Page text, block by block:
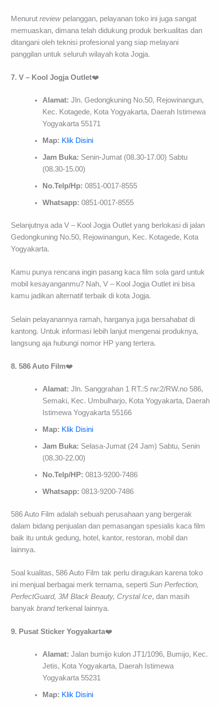
Menurutreviewpelanggan, pelayanan toko ini juga sangat
memuaskan, dimana telah didukung produk berkualitas dan
ditangani oleh teknisi profesional yang siap melayani
panggilan untuk seluruh wilayah kota Jogja.
7. V – Kool Jogja Outlet❤️
Alamat:Jln. Gedongkuning No.50, Rejowinangun,
Kec. Kotagede, Kota Yogyakarta, Daerah Istimewa
Yogyakarta 55171
Map: Klik Disini
Jam Buka: Senin-Jumat (08.30-17.00) Sabtu
(08.30-15.00)
No.Telp/Hp:0851-0017-8555
Whatsapp:0851-0017-8555
Selanjutnya ada V – Kool Jogja Outlet yang berlokasi di jalan
Gedongkuning No.50, Rejowinangun, Kec. Kotagede, Kota
Yogyakarta.
Kamu punya rencana ingin pasang kaca film sola gard untuk
mobil kesayanganmu? Nah, V – Kool Jogja Outlet ini bisa
kamu jadikan alternatif terbaik di kota Jogja.
Selain pelayanannya ramah, harganya juga bersahabat di
kantong. Untuk informasi lebih lanjut mengenai produknya,
langsung aja hubungi nomor HP yang tertera.
8. 586 Auto Film❤️
Alamat:Jln. Sanggrahan 1 RT.:5 rw:2/RW.no 586,
Semaki, Kec. Umbulharjo, Kota Yogyakarta, Daerah
Istimewa Yogyakarta 55166
Map: Klik Disini
Jam Buka: Selasa-Jumat (24 Jam) Sabtu, Senin
(08.30-22.00)
No.Telp/HP:0813-9200-7486
Whatsapp:0813-9200-7486
586 Auto Film adalah sebuah perusahaan yang bergerak
dalam bidang penjualan dan pemasangan spesialis kaca film
baik itu untuk gedung, hotel, kantor, restoran, mobil dan
lainnya.
Soal kualitas, 586 Auto Film tak perlu diragukan karena toko
ini menjual berbagai merk ternama, sepertiSun Perfection,
PerfectGuard, 3M Black Beauty, Crystal Ice, dan masih
banyakbrandterkenal lainnya.
9. Pusat Sticker Yogyakarta❤️
Alamat:Jalan bumijo kulon JT1/1096, Bumijo, Kec.
Jetis, Kota Yogyakarta, Daerah Istimewa
Yogyakarta 55231
Map: Klik Disini